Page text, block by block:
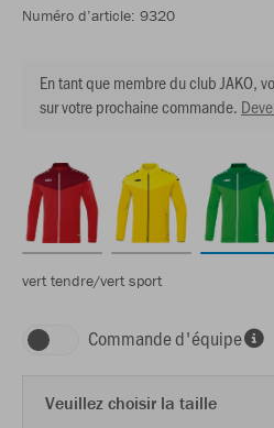
Numéro d’article: 9320
En tant que membre du club JAKO,
sur votre prochaine commande.
vert tendre/vert sport
Commande d'équipe
Veuillez choisir la taille